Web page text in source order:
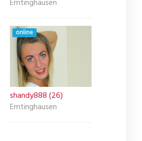
Emtinghausen
online
shandy888 (26)
Emtinghausen